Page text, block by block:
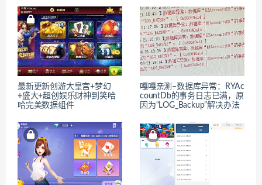
最新更新创游大皇宫+梦幻
+盛大+超创娱乐财神到笑哈
哈完美数据组件
嘎嘎亲测–数据库异常：RYAc
countDb的事务日志已满，原
因为“LOG_Backup”解决办法